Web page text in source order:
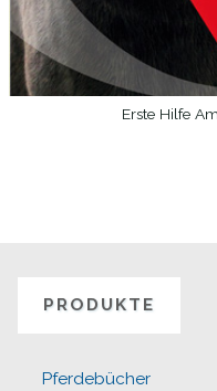
Erste Hilfe
PRODUKTE
Pferdebücher